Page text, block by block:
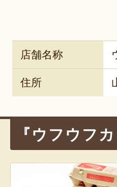
店舗名称
住所
『ウフウフ